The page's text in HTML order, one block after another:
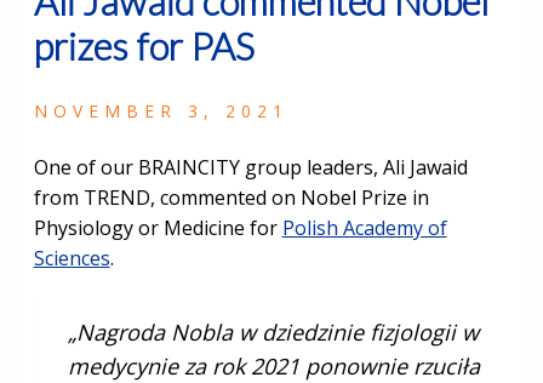
prizes for PAS
NOVEMBER 3, 2021
One of our BRAINCITY group leaders, Ali Jawaid
from TREND, commented on Nobel Prize in
Physiology or Medicine for Polish Academy of
Sciences.
„Nagroda Nobla w dziedzinie fizjologii w
medycynie za rok 2021 ponownie rzuciła